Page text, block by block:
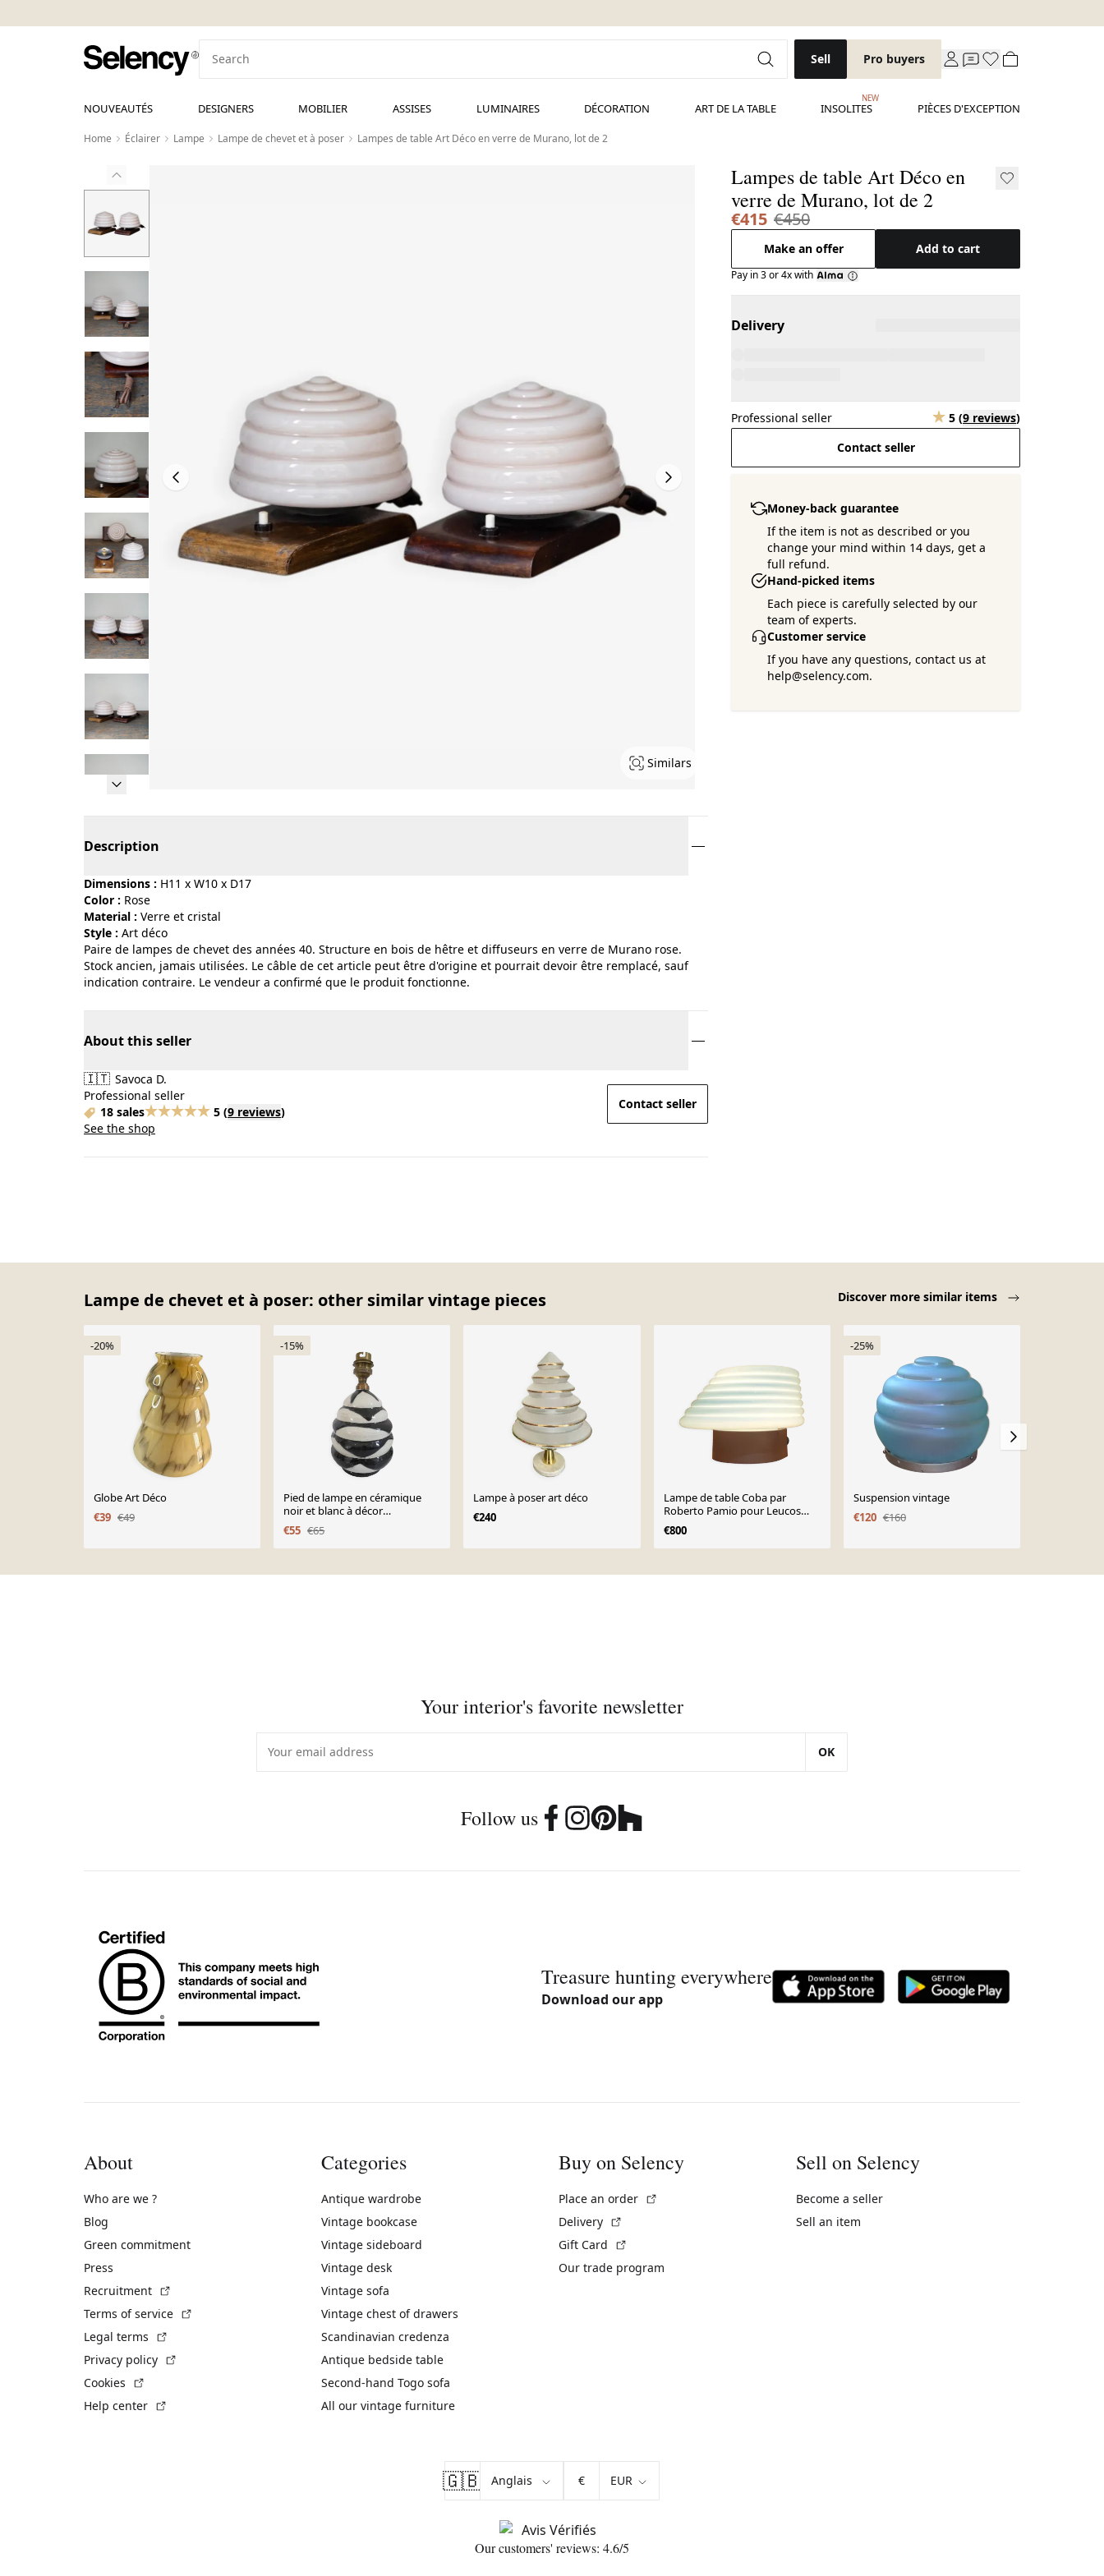
Sell Pro buyers
NOUVEAUTÉS DESIGNERS MOBILIER ASSISES LUMINAIRES DÉCORATION ART DE LA TABLE INSOLITES
NEW
PIÈCES D'EXCEPTION
Home Éclairer Lampe Lampe de chevet et à poser Lampes de table Art Déco en verre de Murano, lot de 2
Similars
Lampes de table Art Déco en
verre de Murano, lot de 2
€415 €450
Make an offer Add to cart
Pay in 3 or 4x with
Delivery
Professional seller 5 (9 reviews)
Contact seller
Money-back guarantee
If the item is not as described or you
change your mind within 14 days, get a
full refund.
Hand-picked items
Each piece is carefully selected by our
team of experts.
Customer service
If you have any questions, contact us at
help@selency.com.
Description
Dimensions : H11 x W10 x D17
Color :
rose
Material :
verre et cristal
Style :
art déco
Paire de lampes de chevet des années 40. Structure en bois de hêtre et diffuseurs en verre de Murano rose.
Stock ancien, jamais utilisées. Le câble de cet article peut être d'origine et pourrait devoir être remplacé, sauf
indication contraire. Le vendeur a confirmé que le produit fonctionne.
About this seller
🇮🇹 Savoca D.
Professional seller
18 sales
5 (9 reviews)
See the shop
Contact seller
Lampe de chevet et à poser: other similar vintage pieces Discover more similar items
-20%
Globe Art Déco
€39 €49
-15%
Pied de lampe en céramique
noir et blanc à décor
€55 €65
Lampe à poser art déco
€240
Lampe de table Coba par
Roberto Pamio pour Leucos
1972
€800
-25%
Suspension vintage
€120 €160
Your interior's favorite newsletter
OK
Follow us
Treasure hunting everywhere
Download our app
About
Who are we ?
Blog
Green commitment
Press
Recruitment
Terms of service
Legal terms
Privacy policy
Cookies
Help center
Categories
Antique wardrobe
Vintage bookcase
Vintage sideboard
Vintage desk
Vintage sofa
Vintage chest of drawers
Scandinavian credenza
Antique bedside table
Second-hand Togo sofa
All our vintage furniture
Buy on Selency
Place an order
Delivery
Gift Card
Our trade program
Sell on Selency
Become a seller
Sell an item
🇬🇧 €
Our customers' reviews: 4.6/5